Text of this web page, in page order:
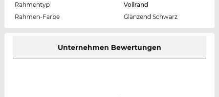
Rahmentyp
Vollrand
Rahmen-Farbe
Glänzend Schwarz
Unternehmen Bewertungen